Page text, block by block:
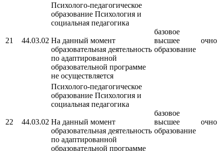
21 44.03.02
Психолого-педагогическое
образование Психология и
социальная педагогика
На данный момент
образовательная деятельность
по адаптированной
образовательной программе
не осуществляется
базовое
высшее
образование
очно
22 44.03.02
Психолого-педагогическое
образование Психология и
социальная педагогика
На данный момент
образовательная деятельность
по адаптированной
образовательной программе
базовое
высшее
образование
очно